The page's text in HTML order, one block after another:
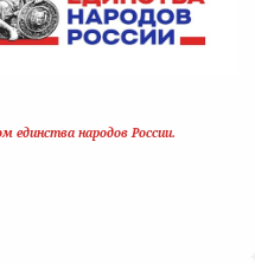
единства народов России.